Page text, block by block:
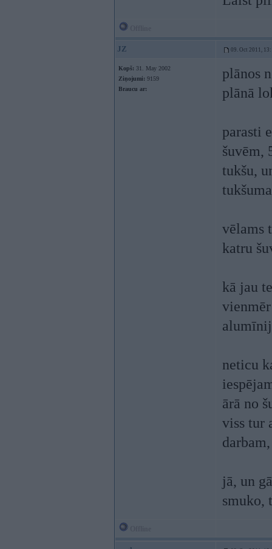
JZ 09. Oct 2011,
Kopš: 31. May 2002
Ziņojumi: 9159
Braucu ar:
plānos
plānā
parasti
šuvēm,
tukšu,
vēlams
katru
kā jau
neticu
ārā no
viss tur
jā, un
smuko,